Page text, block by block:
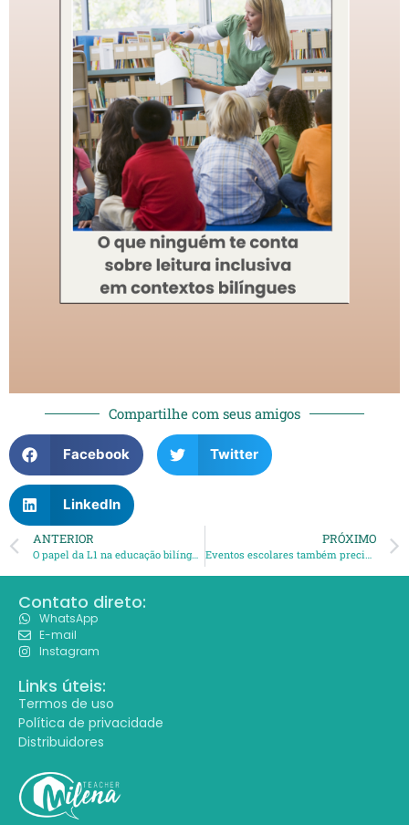
Compartilhe com seus amigos
Facebook Twitter
LinkedIn
ANTERIOR
O papel da L1 na educação bilíngue: aliada ou obstáculo?
PRÓXIMO
Contato direto:
WhatsApp
E-mail
Instagram
Links úteis:
Termos de uso
Política de privacidade
Distribuidores